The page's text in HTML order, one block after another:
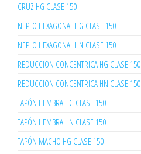
CRUZ HG CLASE 150
NEPLO HEXAGONAL HG CLASE 150
NEPLO HEXAGONAL HN CLASE 150
REDUCCION CONCENTRICA HG CLASE 150
REDUCCION CONCENTRICA HN CLASE 150
TAPÓN HEMBRA HG CLASE 150
TAPÓN HEMBRA HN CLASE 150
TAPÓN MACHO HG CLASE 150